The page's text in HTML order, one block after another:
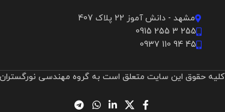
مشهد - دانش آموز 22 پلاک 407
255 3 255 0915
45 94 110 0937
کلیه حقوق این سایت متعلق است به گروه مهندسی نورگستران